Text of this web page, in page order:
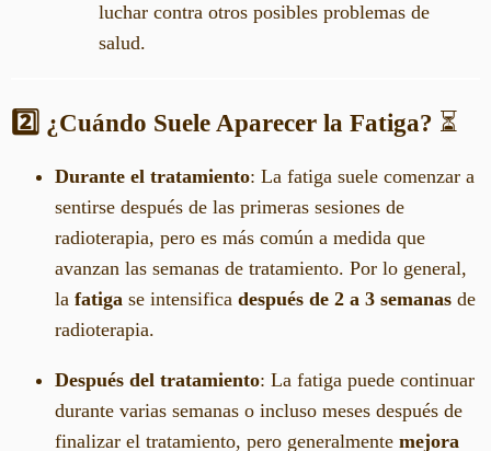
luchar contra otros posibles problemas de
salud.
2️⃣ ¿Cuándo Suele Aparecer la Fatiga? ⏳
Durante el tratamiento: La fatiga suele comenzar a
sentirse después de las primeras sesiones de
radioterapia, pero es más común a medida que
avanzan las semanas de tratamiento. Por lo general,
la fatiga se intensifica después de 2 a 3 semanas de
radioterapia.
Después del tratamiento: La fatiga puede continuar
durante varias semanas o incluso meses después de
finalizar el tratamiento, pero generalmente mejora